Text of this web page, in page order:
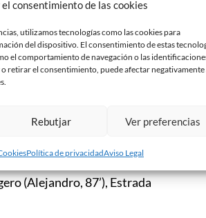
consentimiento de las cookies
utilizamos tecnologías como las cookies para
del dispositivo. El consentimiento de estas
el comportamiento de navegación o las
retirar el consentimiento, puede afectar negativamente
Rebutjar Ver preferencias
Política de privacidadAviso Legal
Creu Alta exultante que
celebrar una victoria
resultados de sus rivales
la temporada 17/18, donde
(Alejandro, 87’), Estrada